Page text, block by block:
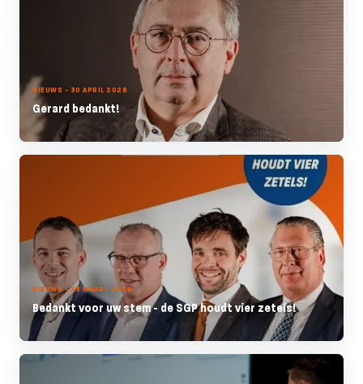
NIEUWS - 30 APRIL 2026
Gerard bedankt!
NIEUWS - 23 MAART 2026
Bedankt voor uw stem - de SGP houdt vier zetels!